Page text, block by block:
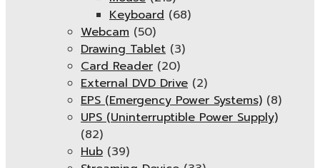
Keyboard (68)
Webcam (50)
Drawing Tablet (3)
Card Reader (20)
External DVD Drive (2)
EPS (Emergency Power Systems) (8)
UPS (Uninterruptible Power Supply)
(82)
Hub (39)